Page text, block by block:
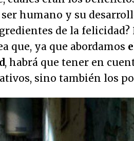
humano y su
de la felicidad?
que, ya que abordamos
, habrá que tener en
sino también los